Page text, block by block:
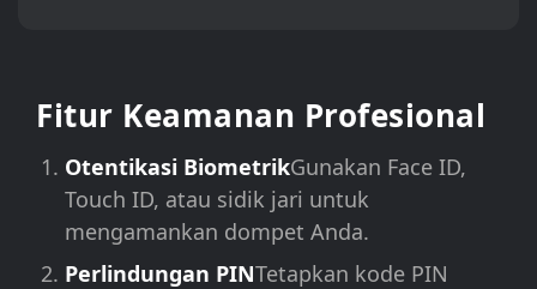
Fitur Keamanan Profesional
Otentikasi BiometrikGunakan Face ID,
Touch ID, atau sidik jari untuk
mengamankan dompet Anda.
Perlindungan PINTetapkan kode PIN